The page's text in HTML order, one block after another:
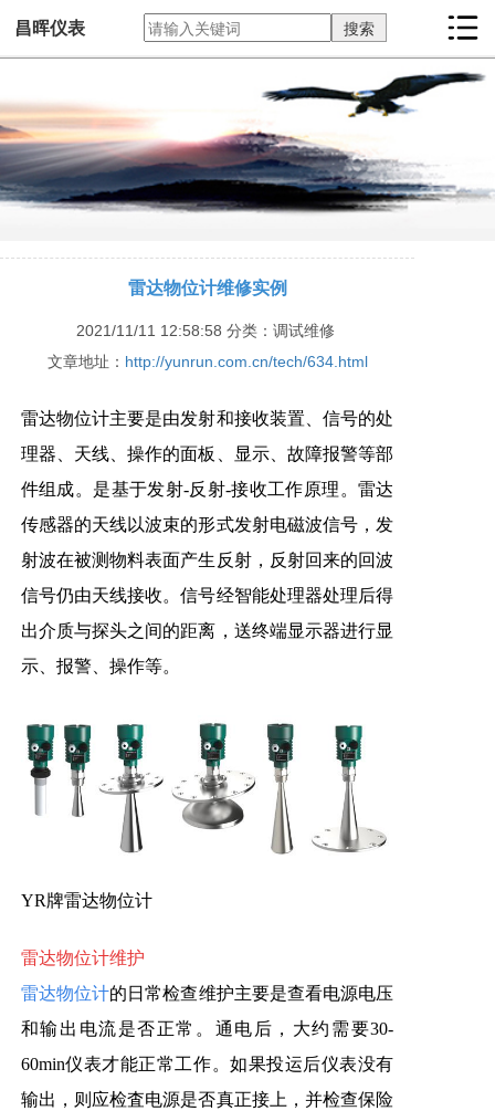
昌晖仪表
雷达物位计维修实例
2021/11/11 12:58:58 分类：调试维修
文章地址： http://yunrun.com.cn/tech/634.html
雷达物位计主要是由发射和接收装置、信号的处
理器、天线、操作的面板、显示、故障报警等部
件组成。是基于发射-反射-接收工作原理。雷达
传感器的天线以波束的形式发射电磁波信号，发
射波在被测物料表面产生反射，反射回来的回波
信号仍由天线接收。信号经智能处理器处理后得
出介质与探头之间的距离，送终端显示器进行显
示、报警、操作等。
YR牌雷达物位计
雷达物位计维护
雷达物位计的日常检查维护主要是查看电源电压
和输出电流是否正常。通电后，大约需要30-
60min仪表才能正常工作。如果投运后仪表没有
输出，则应检査电源是否真正接上，并检查保险